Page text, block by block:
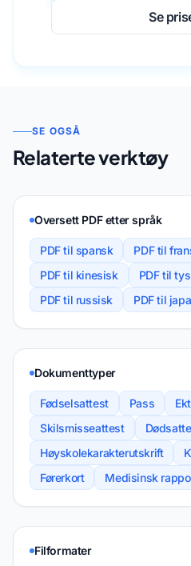
Se
SE OGSÅ
Relaterte verktøy
Oversett PDF etter språk
PDF til spansk PDF til
PDF til kinesisk
PDF til
PDF til russisk
PDF til
Dokumenttyper
Fødselsattest Pass
Skilsmisseattest
Høyskolekarakterutskrift
Førerkort
Medisinsk
Filformater